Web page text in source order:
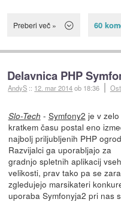
Preberi več » 60
Delavnica PHP
AndyS :: 12. mar 2014ob 18:36
Slo-Tech - Symfony2 je v zelo
kratkem času postal eno
najbolj priljubljenih PHP
Razvijalci ga uporabljajo za
gradnjo spletnih aplikacij vseh
velikosti, prav tako pa se
zgledujejo marsikateri
uporaba Symfonyja2 pri nas